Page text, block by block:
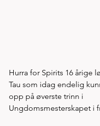
Hurra for Spirits 16 årige
Tau som idag endelig
opp på øverste trinn i
Ungdomsmesterskapet i